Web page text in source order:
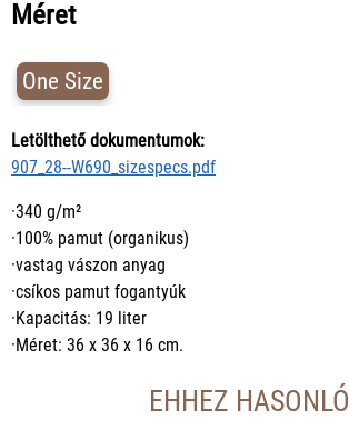
Méret
One Size
Letölthető dokumentumok:
907_28--W690_sizespecs.pdf
·340 g/m²
·100% pamut (organikus)
·vastag vászon anyag
·csíkos pamut fogantyúk
·Kapacitás: 19 liter
·Méret: 36 x 36 x 16 cm.
EHHEZ HASONLÓ